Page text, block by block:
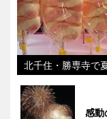
北千住・勝専寺で
感動